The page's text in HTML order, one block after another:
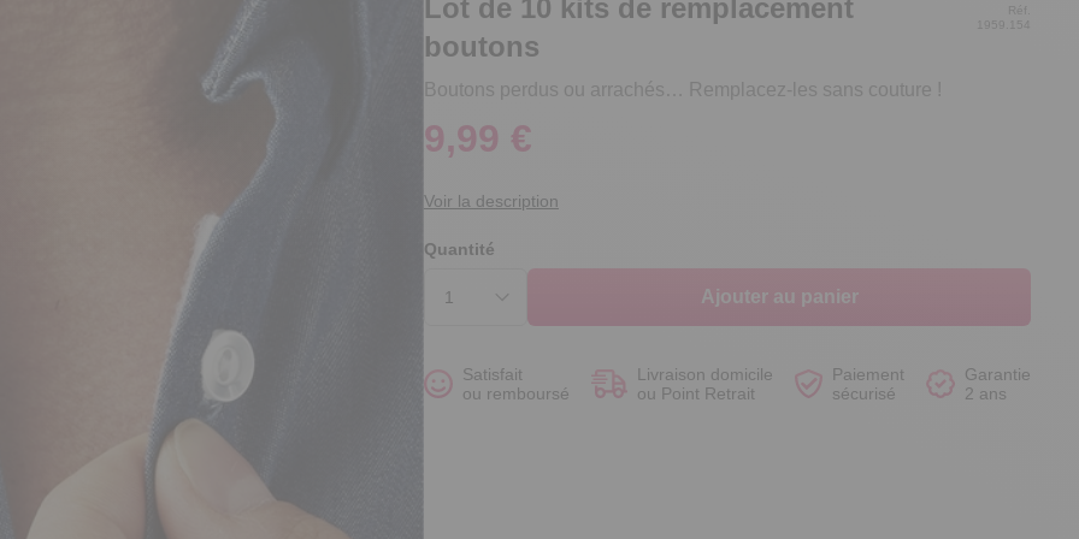
Lot de 10 kits de remplacement
boutons
Boutons perdus ou arrachés… Remplacez-les sans couture !
Réf.
1959.154
9,99 €
Voir la description
Quantité
Ajouter au panier
Satisfait
ou remboursé
Livraison domicile
ou Point Retrait
Paiement
sécurisé
Garantie
2 ans